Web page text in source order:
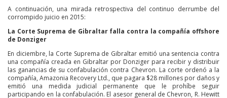
A continuación, una mirada retrospectiva del continuo derrumbe del
corrompido juicio en 2015:
La Corte Suprema de Gibraltar falla contra la compañía offshore
de Donziger
En diciembre, la Corte Suprema de Gibraltar emitió una sentencia contra
una compañía creada en Gibraltar por Donziger para recibir y distribuir
las ganancias de su confabulación contra Chevron. La corte ordenó a la
compañía, Amazonia Recovery Ltd., que pagara $28 millones por daños y
emitió una medida judicial permanente que le prohíbe seguir
participando en la confabulación. El asesor general de Chevron, R. Hewitt